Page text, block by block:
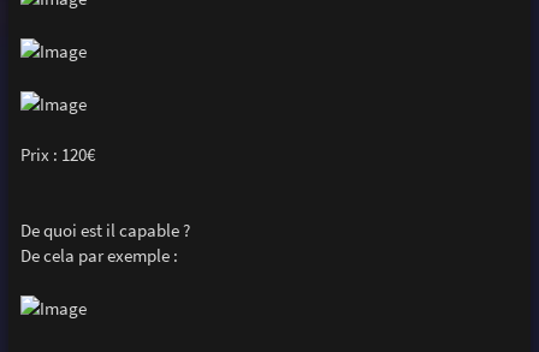
Prix : 120€
De quoi est il capable ?
De cela par exemple :